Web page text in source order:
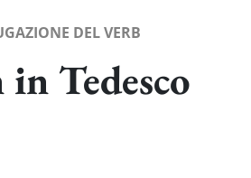
DEL VERB
in Tedesco